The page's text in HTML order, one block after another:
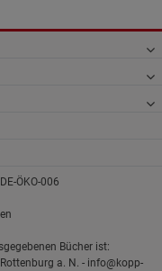
ÖKO-006
Bücher ist:
a. N. - info@kopp-